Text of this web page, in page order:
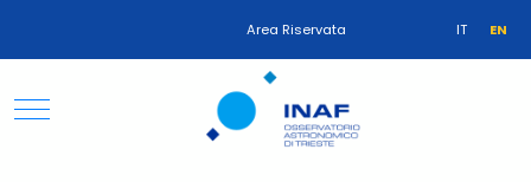
Area Riservata IT EN